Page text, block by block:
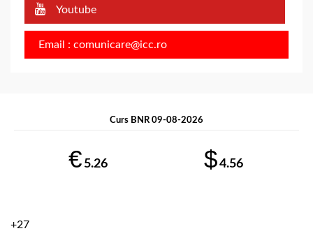
Youtube
Email : comunicare@icc.ro
Curs BNR 09-08-2026
€ 5.26 $4.56
+27